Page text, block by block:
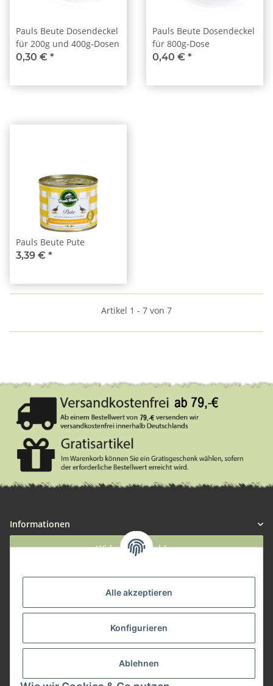
Alle akzeptieren
Konfigurieren
Ablehnen
Pauls Beute Dosendeckel
für 200g und 400g-Dosen
0,30 € *
Pauls Beute Dosendeckel
für 800g-Dose
0,40 € *
Pauls Beute Pute
3,39 € *
Artikel 1 - 7 von 7
Informationen
Widerruf anmelden
Zahlungsmöglichkeiten